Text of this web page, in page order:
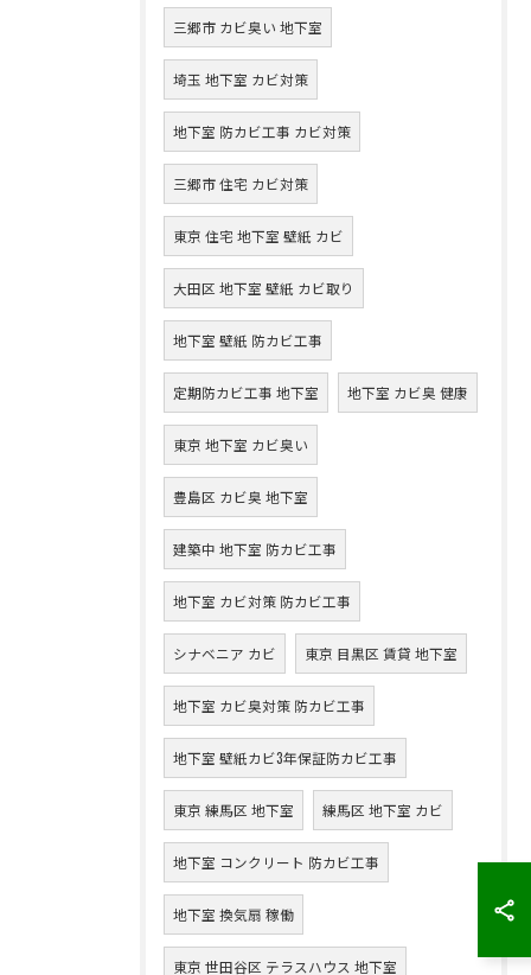
三郷市 カビ臭い 地下室
埼玉 地下室 カビ対策
地下室 防カビ工事 カビ対策
三郷市 住宅 カビ対策
東京 住宅 地下室 壁紙 カビ
大田区 地下室 壁紙 カビ取り
地下室 壁紙 防カビ工事
定期防カビ工事 地下室 地下室 カビ臭 健康
東京 地下室 カビ臭い
豊島区 カビ臭 地下室
建築中 地下室 防カビ工事
地下室 カビ対策 防カビ工事
シナベニア カビ 東京 目黒区 賃貸 地下室
地下室 カビ臭対策 防カビ工事
地下室 壁紙カビ3年保証防カビ工事
東京 練馬区 地下室 練馬区 地下室 カビ
地下室 コンクリート 防カビ工事
地下室 換気扇 稼働
東京 世田谷区 テラスハウス 地下室